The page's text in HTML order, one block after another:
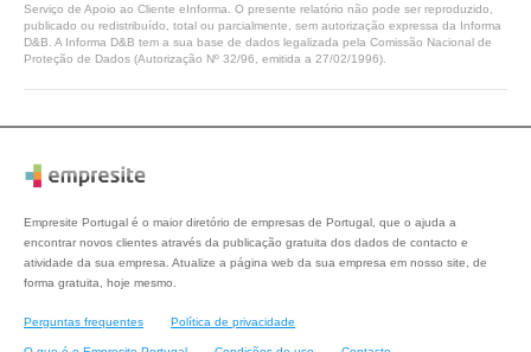
Serviço de Apoio ao Cliente eInforma. O presente relatório não pode ser reproduzido,
publicado ou redistribuído, total ou parcialmente, sem autorização expressa da Informa
D&B. A Informa D&B tem a sua base de dados legalizada pela Comissão Nacional de
Proteção de Dados (Autorização Nº 32/96, emitida a 27/02/1996).
Empresite Portugal é o maior diretório de empresas de Portugal, que o ajuda a
encontrar novos clientes através da publicação gratuita dos dados de contacto e
atividade da sua empresa. Atualize a página web da sua empresa em nosso site, de
forma gratuita, hoje mesmo.
Perguntas frequentes Política de privacidade